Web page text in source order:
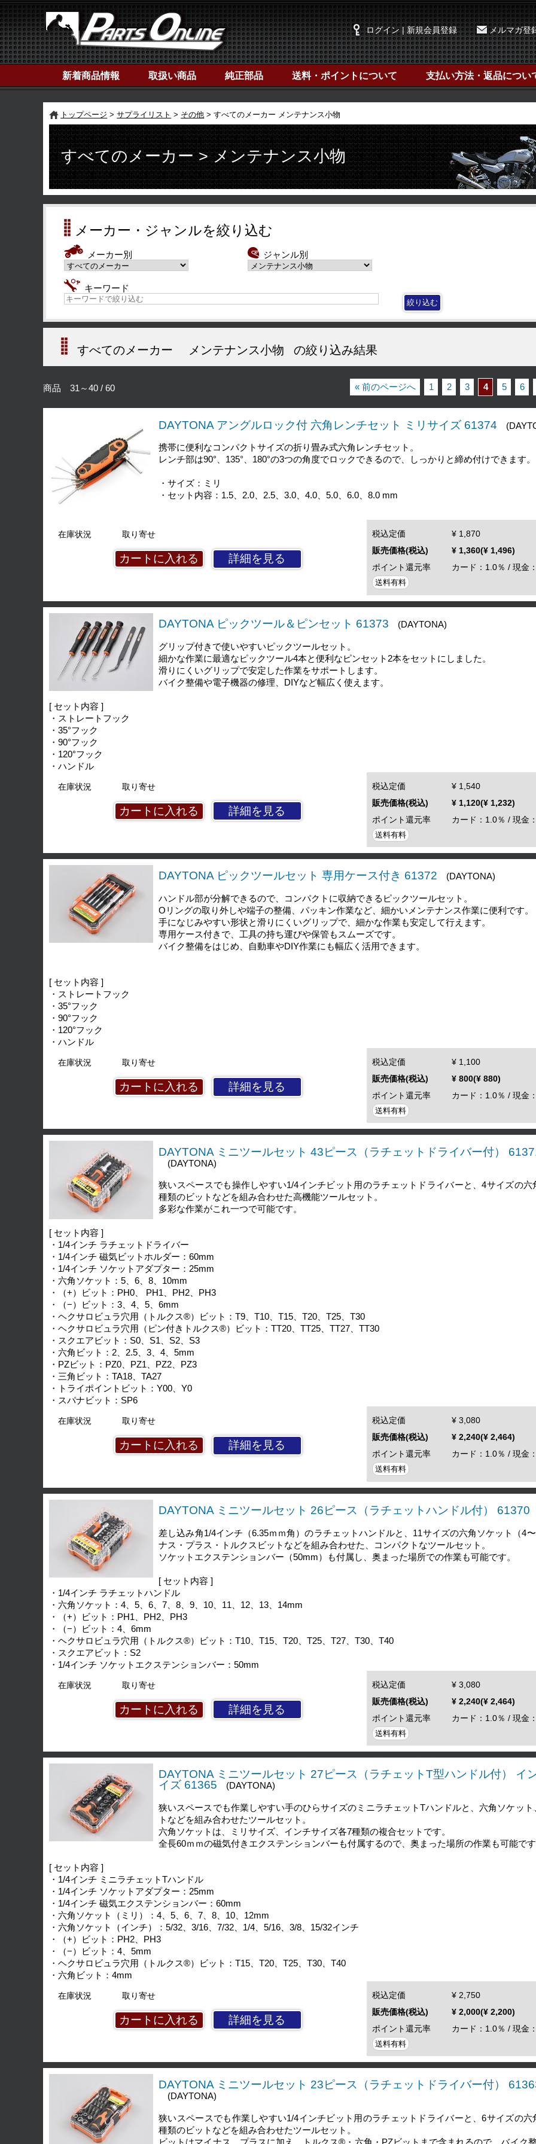
ログイン | 新規会員登録 メルマガ登
新着商品情報 取扱い商品 純正部品 送料・ポイントについて 支払い方法・返品につい
トップページ サプライリスト その他 すべてのメーカー メンテナンス小物
すべてのメーカー > メンテナンス小物
メーカー・ジャンルを絞り込む
メーカー別 ジャンル別
キーワード
すべてのメーカー メンテナンス小物 の絞り込み結果
商品 31～40 / 60 « 前のページへ 1 2 3 4 5 6
DAYTONA アングルロック付 六角レンチセット ミリサイズ 61374
携帯に便利なコンパクトサイズの折り畳み式六角レンチセット。
レンチ部は90°、135°、180°の3つの角度でロックできるので、しっかりと締め付けできます。
・サイズ：ミリ
・セット内容：1.5、2.0、2.5、3.0、4.0、5.0、6.0、8.0 mm
在庫状況 取り寄せ
詳細を見る
税込定価
¥ 1,870
販売価格(税込)
¥ 1,360(¥ 1,496)
ポイント還元率
カード：1.0％ / 現金
送料有料
DAYTONA ピックツール＆ピンセット 61373 (DAYTONA)
グリップ付きで使いやすいピックツールセット。
細かな作業に最適なピックツール4本と便利なピンセット2本をセットにしました。
滑りにくいグリップで安定した作業をサポートします。
バイク整備や電子機器の修理、DIYなど幅広く使えます。
[ セット内容 ]
・ストレートフック
・35°フック
・90°フック
・120°フック
・ハンドル
在庫状況 取り寄せ
詳細を見る
税込定価
¥ 1,540
販売価格(税込)
¥ 1,120(¥ 1,232)
ポイント還元率
カード：1.0％ / 現金
送料有料
DAYTONA ピックツールセット 専用ケース付き 61372 (DAYTONA)
ハンドル部が分解できるので、コンパクトに収納できるピックツールセット。
Oリングの取り外しや端子の整備、パッキン作業など、細かいメンテナンス作業に便利です。
手になじみやすい形状と滑りにくいグリップで、細かな作業も安定して行えます。
専用ケース付きで、工具の持ち運びや保管もスムーズです。
バイク整備をはじめ、自動車やDIY作業にも幅広く活用できます。
[ セット内容 ]
・ストレートフック
・35°フック
・90°フック
・120°フック
・ハンドル
在庫状況 取り寄せ
詳細を見る
税込定価
¥ 1,100
販売価格(税込)
¥ 800(¥ 880)
ポイント還元率
カード：1.0％ / 現金
送料有料
DAYTONA ミニツールセット 43ピース（ラチェットドライバー付）
(DAYTONA)
狭いスペースでも操作しやすい1/4インチビット用のラチェットドライバーと、4サイズの六
種類のビットなどを組み合わせた高機能ツールセット。
多彩な作業がこれ一つで可能です。
[ セット内容 ]
・1/4インチ ラチェットドライバー
・1/4インチ 磁気ビットホルダー：60mm
・1/4インチ ソケットアダプター：25mm
・六角ソケット：5、6、8、10mm
・（+）ビット：PH0、 PH1、PH2、PH3
・（−）ビット：3、4、5、6mm
・ヘクサロビュラ穴用（トルクス®）ビット：T9、T10、T15、T20、T25、T30
・ヘクサロビュラ穴用（ピン付きトルクス®）ビット：TT20、TT25、TT27、TT30
・スクエアビット：S0、S1、S2、S3
・六角ビット：2、2.5、3、4、5mm
・PZビット：PZ0、PZ1、PZ2、PZ3
・三角ビット：TA18、TA27
・トライポイントビット：Y00、Y0
・スパナビット：SP6
在庫状況 取り寄せ
詳細を見る
税込定価
¥ 3,080
販売価格(税込)
¥ 2,240(¥ 2,464)
ポイント還元率
カード：1.0％ / 現金
送料有料
DAYTONA ミニツールセット 26ピース（ラチェットハンドル付） 61370
差し込み角1/4インチ（6.35ｍｍ角）のラチェットハンドルと、11サイズの六角ソケット（4
ナス・プラス・トルクスビットなどを組み合わせた、コンパクトなツールセット。
ソケットエクステンションバー（50mm）も付属し、奥まった場所での作業も可能です。
[ セット内容 ]
・1/4インチ ラチェットハンドル
・六角ソケット：4、5、6、7、8、9、10、11、12、13、14mm
・（+）ビット：PH1、PH2、PH3
・（−）ビット：4、6mm
・ヘクサロビュラ穴用（トルクス®）ビット：T10、T15、T20、T25、T27、T30、T40
・スクエアビット：S2
・1/4インチ ソケットエクステンションバー：50mm
在庫状況 取り寄せ
詳細を見る
税込定価
¥ 3,080
販売価格(税込)
¥ 2,240(¥ 2,464)
ポイント還元率
カード：1.0％ / 現金
送料有料
DAYTONA ミニツールセット 27ピース（ラチェットT型ハンドル付） イ
イズ 61365
(DAYTONA)
狭いスペースでも作業しやすい手のひらサイズのミニラチェットTハンドルと、六角ソケット
トなどを組み合わせたツールセット。
六角ソケットは、ミリサイズ、インチサイズ各7種類の複合セットです。
全長60ｍｍの磁気付きエクステンションバーも付属するので、奥まった場所の作業も可能で
[ セット内容 ]
・1/4インチ ミニラチェットTハンドル
・1/4インチ ソケットアダプター：25mm
・1/4インチ 磁気エクステンションバー：60mm
・六角ソケット（ミリ）：4、5、6、7、8、10、12mm
・六角ソケット（インチ）：5/32、3/16、7/32、1/4、5/16、3/8、15/32インチ
・（+）ビット：PH2、PH3
・（−）ビット：4、5mm
・ヘクサロビュラ穴用（トルクス®）ビット：T15、T20、T25、T30、T40
・六角ビット：4mm
在庫状況 取り寄せ
詳細を見る
税込定価
¥ 2,750
販売価格(税込)
¥ 2,000(¥ 2,200)
ポイント還元率
カード：1.0％ / 現金
送料有料
DAYTONA ミニツールセット 23ピース（ラチェットドライバー付）
(DAYTONA)
狭いスペースでも作業しやすい1/4インチビット用のラチェットドライバーと、6サイズの六
種類のビットなどを組み合わせたツールセット。